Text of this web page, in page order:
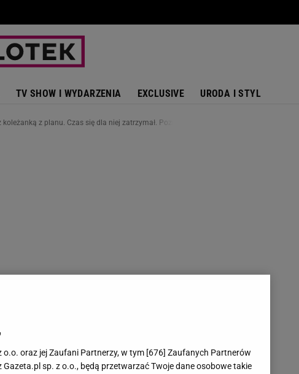
TV SHOW I WYDARZENIA EXCLUSIVE URODA I STYL
z planu. Czas się dla niej zatrzymał. Poznajecie?
o.o. oraz jej Zaufani Partnerzy, w tym [676] Zaufanych Partnerów
sp. z o.o., będą przetwarzać Twoje dane osobowe takie